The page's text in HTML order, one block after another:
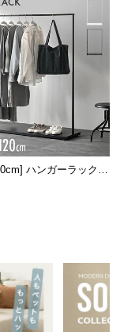
ハンガーラック
階高さ調節 サイドフ
ラック シンプル